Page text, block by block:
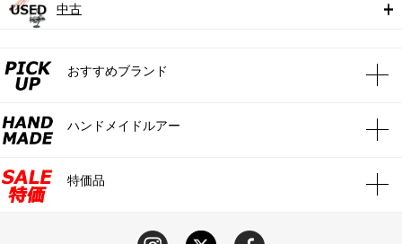
中古
おすすめブランド
ハンドメイドルアー
特価品